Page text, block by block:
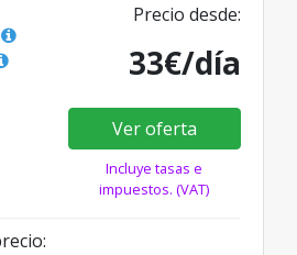
Precio desde:
33€/día
Ver oferta
Incluye tasas e
impuestos. (VAT)